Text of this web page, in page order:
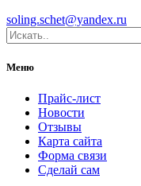
soling.schet@yandex.ru
Меню
Прайс-лист
Новости
Отзывы
Карта сайта
Форма связи
Сделай сам